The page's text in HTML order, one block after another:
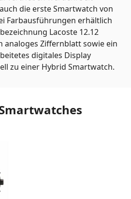
die erste Smartwatch von
Farbausführungen erhältlich
Lacoste 12.12
analoges Ziffernblatt sowie ein
digitales Display
zu einer Hybrid Smartwatch.